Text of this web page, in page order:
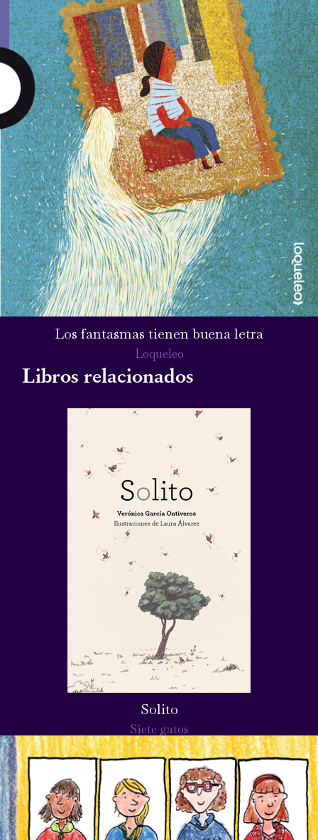
Los fantasmas tienen buena letra
Loqueleo
Libros relacionados
Solito
Siete gatos